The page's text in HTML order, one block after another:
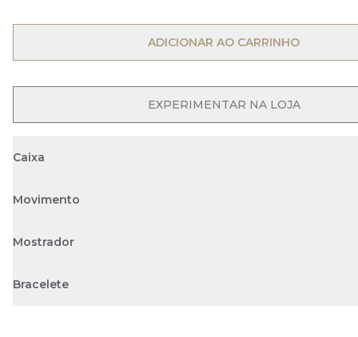
OPEN MENU
ADICIONAR AO CARRINHO
OPEN MENU
EXPERIMENTAR NA LOJA
Caixa
Movimento
Mostrador
Bracelete